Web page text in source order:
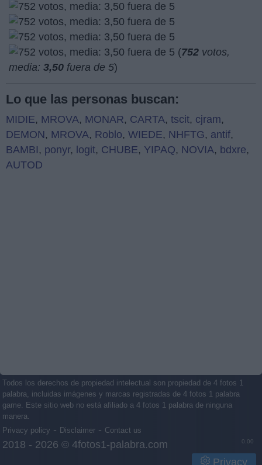
(752 votos,
media: 3,50 fuera de 5)
Lo que las personas buscan:
MIDIE, MROVA, MONAR, CARTA, tscit, cjram,
DEMON, MROVA, Roblo, WIEDE, NHFTG, antif,
BAMBI , ponyr, logit, CHUBE, YIPAQ, NOVIA, bdxre,
AUTOD
Todos los derechos de propiedad intelectual son propiedad de 4 fotos 1
palabra, incluidas imágenes y marcas registradas de 4 fotos 1 palabra
game. Este sitio web no está afiliado a 4 fotos 1 palabra de ninguna
manera.
Privacy policy - Disclaimer - Contact us
2018 - 2026 © 4fotos1-palabra.com 0.00
Privacy